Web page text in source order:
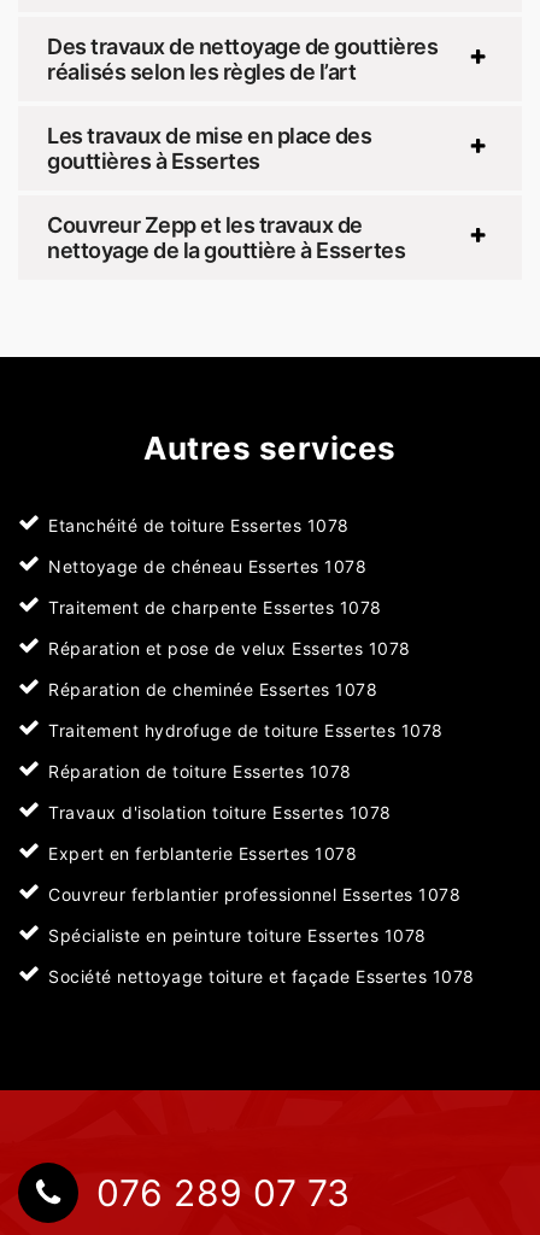
Des travaux de nettoyage de gouttières
réalisés selon les règles de l’art
Les travaux de mise en place des
gouttières à Essertes
Couvreur Zepp et les travaux de
nettoyage de la gouttière à Essertes
Autres services
Etanchéité de toiture Essertes 1078
Nettoyage de chéneau Essertes 1078
Traitement de charpente Essertes 1078
Réparation et pose de velux Essertes 1078
Réparation de cheminée Essertes 1078
Traitement hydrofuge de toiture Essertes 1078
Réparation de toiture Essertes 1078
Travaux d'isolation toiture Essertes 1078
Expert en ferblanterie Essertes 1078
Couvreur ferblantier professionnel Essertes 1078
Spécialiste en peinture toiture Essertes 1078
Société nettoyage toiture et façade Essertes 1078
076 289 07 73